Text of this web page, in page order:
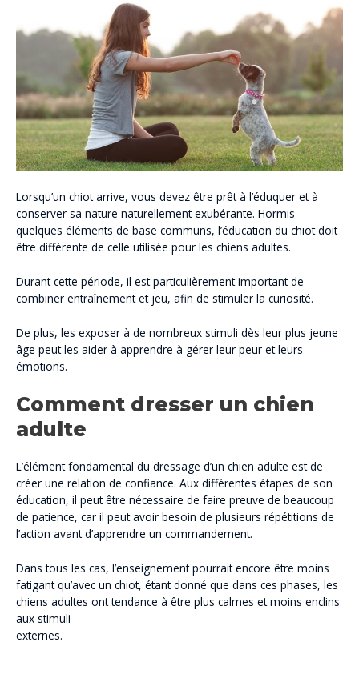
Lorsqu’un chiot arrive, vous devez être prêt à l’éduquer et à
conserver sa nature naturellement exubérante. Hormis
quelques éléments de base communs, l’éducation du chiot doit
être différente de celle utilisée pour les chiens adultes.
Durant cette période, il est particulièrement important de
combiner entraînement et jeu, afin de stimuler la curiosité.
De plus, les exposer à de nombreux stimuli dès leur plus jeune
âge peut les aider à apprendre à gérer leur peur et leurs
émotions.
Comment dresser un chien
adulte
L’élément fondamental du dressage d’un chien adulte est de
créer une relation de confiance. Aux différentes étapes de son
éducation, il peut être nécessaire de faire preuve de beaucoup
de patience, car il peut avoir besoin de plusieurs répétitions de
l’action avant d’apprendre un commandement.
Dans tous les cas, l’enseignement pourrait encore être moins
fatigant qu’avec un chiot, étant donné que dans ces phases, les
chiens adultes ont tendance à être plus calmes et moins enclins
aux stimuli
externes.